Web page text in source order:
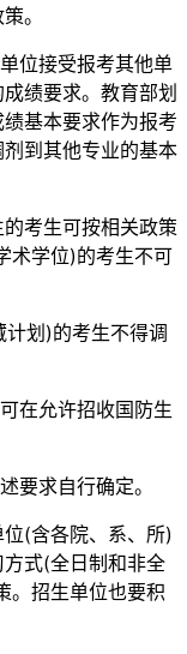
。
位接受报考其他单
绩要求。教育部划
基本要求作为报考
到其他专业的基本
考生可按相关政策
术学位)的考生不可
划)的考生不得调
在允许招收国防生
求自行确定。
(含各院、系、所)
式(全日制和非全
。招生单位也要积